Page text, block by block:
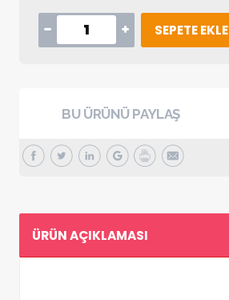
SEPETE EKLE
BU ÜRÜNÜ PAYLAŞ
ÜRÜN AÇIKLAMASI